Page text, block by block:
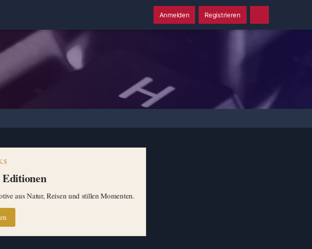
Anmelden Registrieren
Editionen
aus Natur, Reisen und stillen Momenten.